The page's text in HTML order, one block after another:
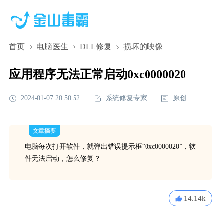
首页 电脑医生 DLL修复 损坏的映像
应用程序无法正常启动0xc0000020
2024-01-07 20:50:52 系统修复专家 原创
文章摘要
电脑每次打开软件，就弹出错误提示框“0xc0000020”，软
件无法启动，怎么修复？
14.14k